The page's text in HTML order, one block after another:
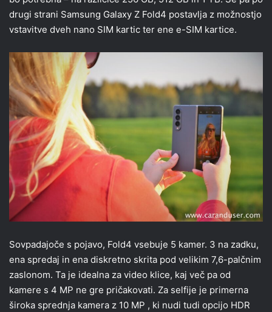
drugi strani Samsung Galaxy Z Fold4 postavlja z možnostjo
vstavitve dveh nano SIM kartic ter ene e-SIM kartice.
Sovpadajoče s pojavo, Fold4 vsebuje 5 kamer. 3 na zadku,
ena spredaj in ena diskretno skrita pod velikim 7,6-palčnim
zaslonom. Ta je idealna za video klice, kaj več pa od
kamere s 4 MP ne gre pričakovati. Za selfije je primerna
široka sprednja kamera z 10 MP , ki nudi tudi opcijo HDR